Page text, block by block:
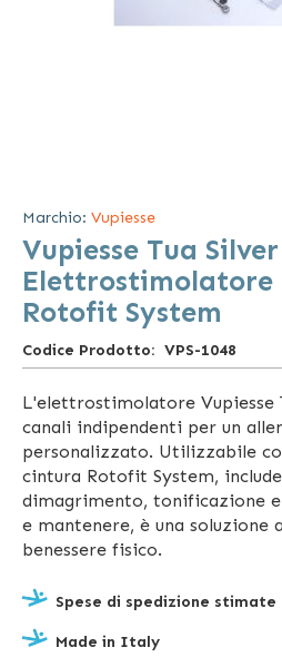
galleria
di
immagini
Marchio: Vupiesse
Vupiesse Tua
Elettrostimolatore
Rotofit System
Codice Prodotto VPS-1048
L'elettrostimolatore Vupiesse
canali indipendenti per un
personalizzato. Utilizzabile
cintura Rotofit System,
dimagrimento, tonificazione e
e mantenere, è una soluzione
benessere fisico.
Spese di spedizione stimate
Made in Italy